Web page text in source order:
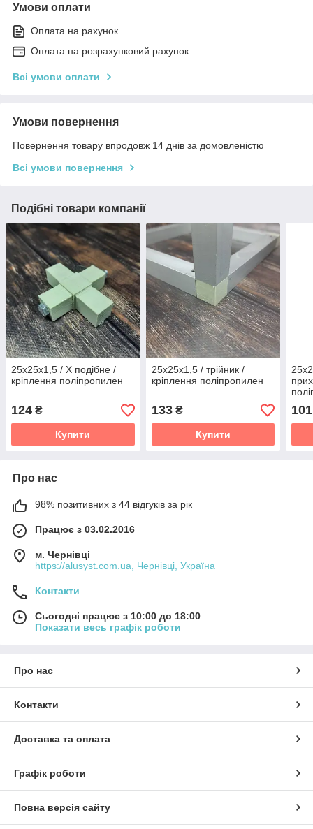
Умови оплати
Оплата на рахунок
Оплата на розрахунковий рахунок
Всі умови оплати
Умови повернення
Повернення товару впродовж 14 днів за домовленістю
Всі умови повернення
Подібні товари компанії
25х25х1,5 / Х подібне /
кріплення поліпропилен
124 ₴
Купити
25х25х1,5 / трійник /
кріплення поліпропилен
133₴
Купити
101
Про нас
98% позитивних з 44 відгуків за рік
Працює з 03.02.2016
м. Чернівці
https://alusyst.com.ua, Чернівці, Україна
Контакти
Сьогодні працює з 10:00 до 18:00
Показати весь графік роботи
Про нас
Контакти
Доставка та оплата
Графік роботи
Повна версія сайту